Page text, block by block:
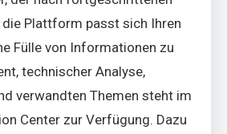
die Plattform passt sich Ihren
Fülle von Informationen zu
technischer Analyse,
verwandten Themen steht im
Center zur Verfügung. Dazu